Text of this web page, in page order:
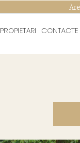
PROPIETARI CONTACTE